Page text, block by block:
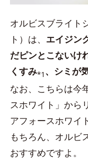
オルビスブライト
ト）は、 エイジン
だピンとこないけ
くすみ*1 、シミが
なお、こちらは今
スホワイト」から
アフォースホワイ
もちろん、オルビ
おすすめですよ。